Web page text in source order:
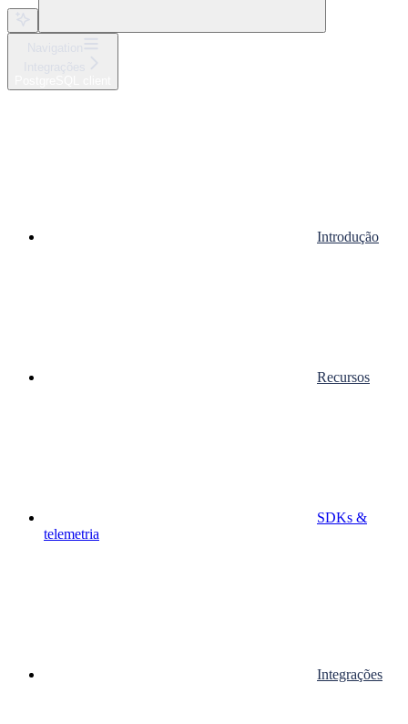
Introdução
Recursos
SDKs &
telemetria
Integrações